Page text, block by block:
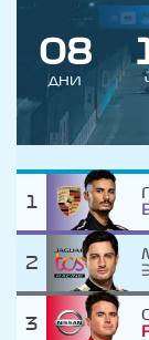
08
ДНИ
1
2
3